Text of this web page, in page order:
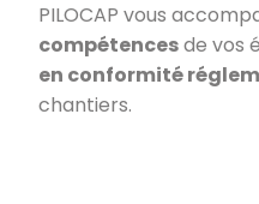
PILOCAP vous
compétencesde vos
en conformité
chantiers.